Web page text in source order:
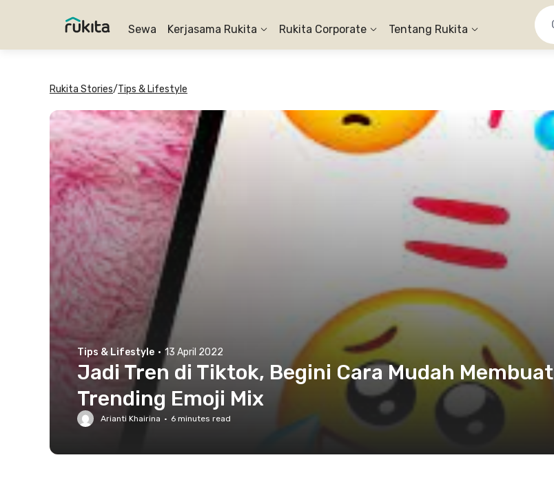
Sewa Kerjasama Rukita Rukita Corporate Tentang Rukita
Rukita Stories/Tips & Lifestyle
Tips & Lifestyle · 13 April 2022
Jadi Tren di Tiktok, Begini Cara Mudah Membuat
Trending Emoji Mix
Arianti Khairina · 6 minutes read